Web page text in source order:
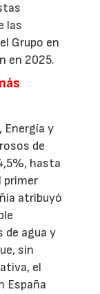
las
Grupo en
en 2025.
Energía y
de
hasta
primer
atribuyó
agua y
sin
el
España